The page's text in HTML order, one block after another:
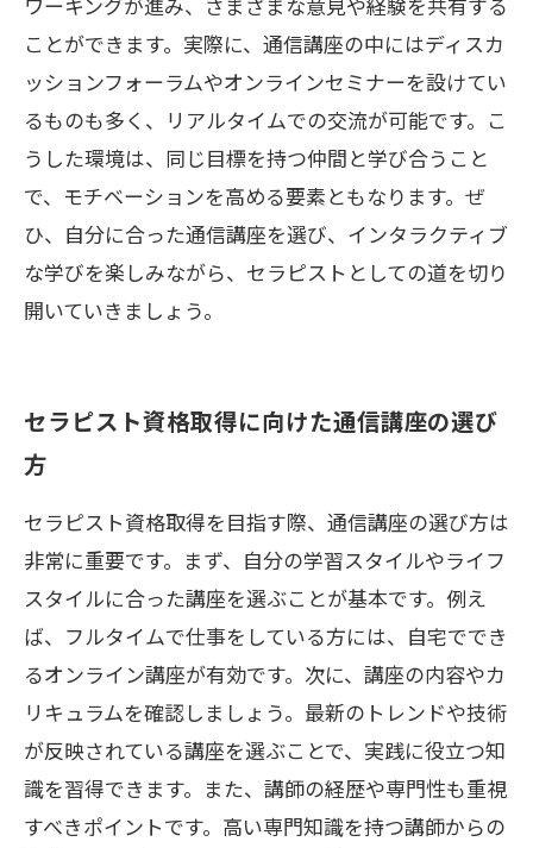
ことができます。実際に、通信講座の中にはディスカ
ッションフォーラムやオンラインセミナーを設けてい
るものも多く、リアルタイムでの交流が可能です。こ
うした環境は、同じ目標を持つ仲間と学び合うこと
で、モチベーションを高める要素ともなります。ぜ
ひ、自分に合った通信講座を選び、インタラクティブ
な学びを楽しみながら、セラピストとしての道を切り
開いていきましょう。
セラピスト資格取得に向けた通信講座の選び
方
セラピスト資格取得を目指す際、通信講座の選び方は
非常に重要です。まず、自分の学習スタイルやライフ
スタイルに合った講座を選ぶことが基本です。例え
ば、フルタイムで仕事をしている方には、自宅ででき
るオンライン講座が有効です。次に、講座の内容やカ
リキュラムを確認しましょう。最新のトレンドや技術
が反映されている講座を選ぶことで、実践に役立つ知
識を習得できます。また、講師の経歴や専門性も重視
すべきポイントです。高い専門知識を持つ講師からの